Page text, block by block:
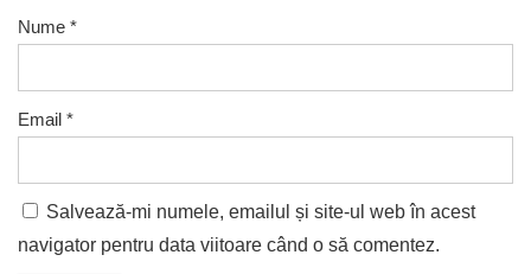
Nume *
Email *
Salvează-mi numele, emailul și site-ul web în acest
navigator pentru data viitoare când o să comentez.